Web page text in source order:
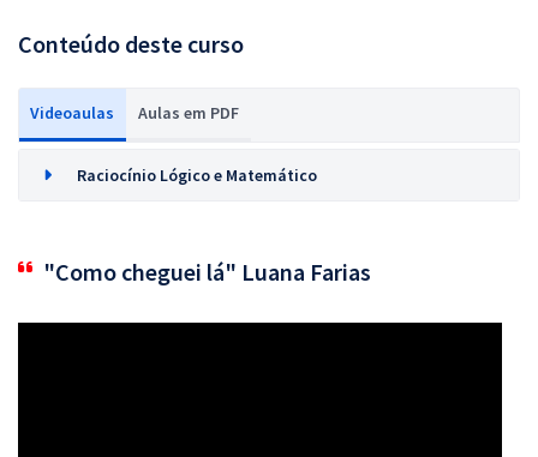
Conteúdo deste curso
Videoaulas Aulas em PDF
Raciocínio Lógico e Matemático
"Como cheguei lá" Luana Farias